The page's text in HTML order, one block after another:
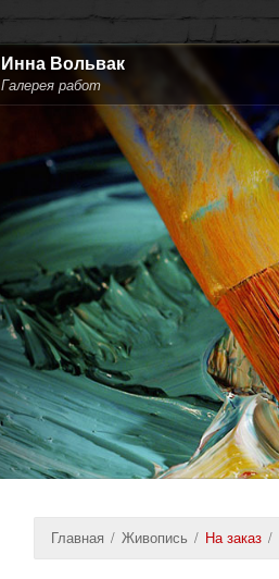
Инна Вольвак
Галерея работ
Главная / Живопись / На заказ /